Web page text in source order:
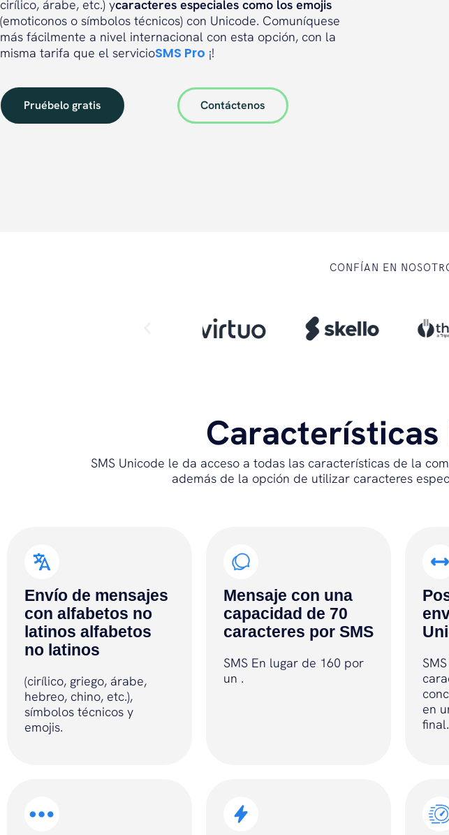
cirílico, árabe, etc.) ycaracteres especiales como los emojis
(emoticonos o símbolos técnicos) con Unicode. Comuníquese
más fácilmente a nivel internacional con esta opción, con la
misma tarifa que el servicioSMS Pro ¡!
Pruébelo gratis Contáctenos
CONFÍAN EN
Características
SMS Unicode le da acceso a todas las características de la
además de la opción de utilizar caracteres
Envío de mensajes
con alfabetos no
latinos alfabetos
no latinos
(cirílico, griego, árabe,
hebreo, chino, etc.),
símbolos técnicos y
emojis.
Mensaje con una
capacidad de 70
caracteres por SMS
SMS En lugar de 160 por
un .
en
final.